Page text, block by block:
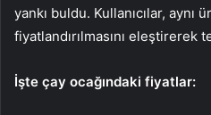
yankı buldu. Kullanıcılar, aynı
fiyatlandırılmasını
İşte çay ocağındaki fiyatlar: